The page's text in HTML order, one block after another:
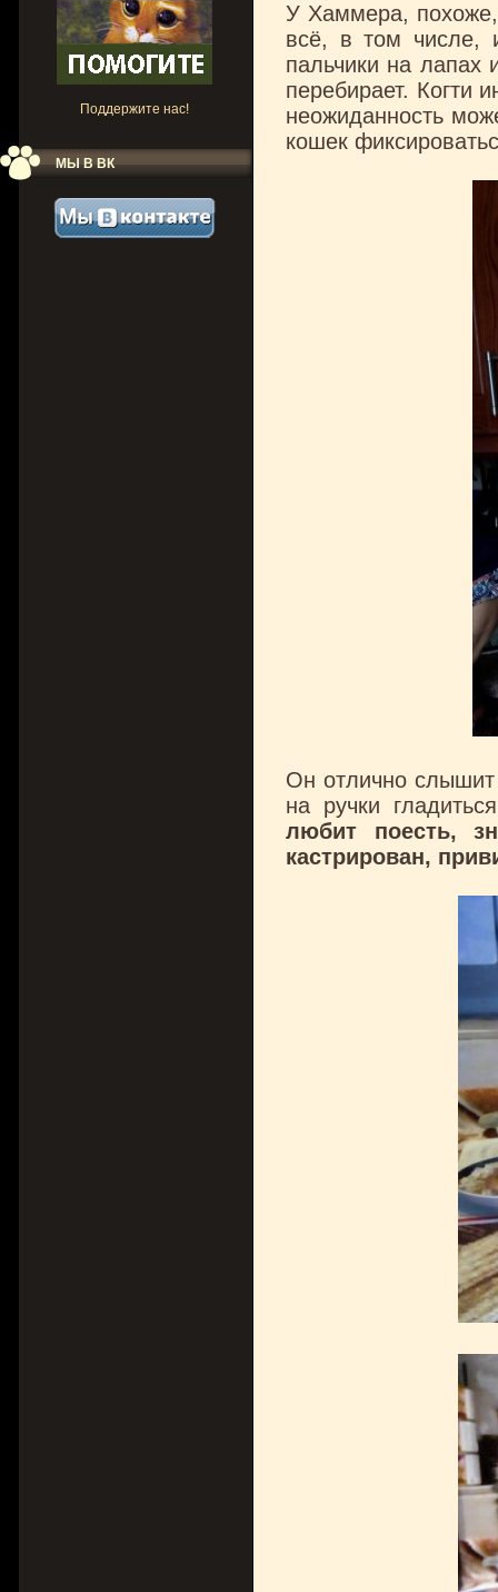
Поддержите нас!
МЫ В ВК
У Хаммера, похоже,
всё, в том числе,
пальчики на лапах
перебирает. Когти
неожиданность
кошек
Он отлично слышит
на ручки
любит поесть,
кастрирован,